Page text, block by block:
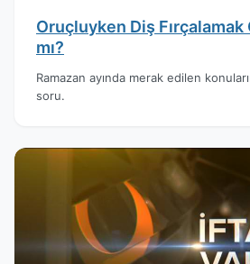
Oruçluyken Diş Fırçalamak
mı?
Ramazan ayında merak edilen
soru.